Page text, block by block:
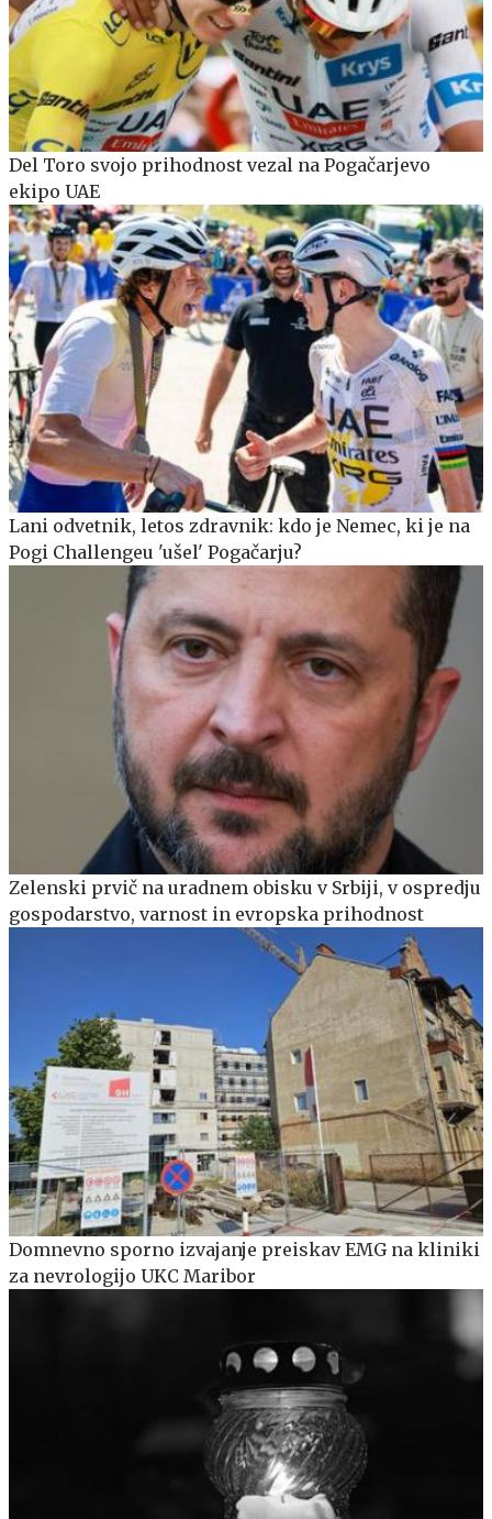
Del Toro svojo prihodnost vezal na Pogačarjevo
ekipo UAE
Lani odvetnik, letos zdravnik: kdo je Nemec, ki je na
Pogi Challengeu 'ušel' Pogačarju?
Zelenski prvič na uradnem obisku v Srbiji, v ospredju
gospodarstvo, varnost in evropska prihodnost
Domnevno sporno izvajanje preiskav EMG na kliniki
za nevrologijo UKC Maribor